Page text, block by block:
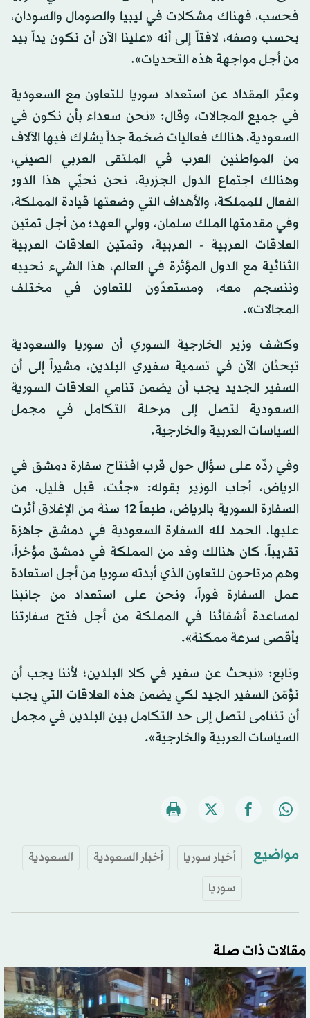
فحسب، فهناك مشكلات في ليبيا والصومال والسودان،
بحسب وصفه، لافتاً إلى أنه «علينا الآن أن نكون يداً بيد
من أجل مواجهة هذه التحديات».
وعبَّر المقداد عن استعداد سوريا للتعاون مع السعودية
في جميع المجالات، وقال: «نحن سعداء بأن نكون في
السعودية، هنالك فعاليات ضخمة جداً يشارك فيها الآلاف
من المواطنين العرب في الملتقى العربي الصيني،
وهنالك اجتماع الدول الجزرية، نحن نحيِّي هذا الدور
الفعال للمملكة، والأهداف التي وضعتها قيادة المملكة،
وفي مقدمتها الملك سلمان، وولي العهد؛ من أجل تمتين
العلاقات العربية - العربية، وتمتين العلاقات العربية
الثنائية مع الدول المؤثرة في العالم، هذا الشيء نحييه
وننسجم معه، ومستعدّون للتعاون في مختلف
المجالات».
وكشف وزير الخارجية السوري أن سوريا والسعودية
تبحثان الآن في تسمية سفيري البلدين، مشيراً إلى أن
السفير الجديد يجب أن يضمن تنامي العلاقات السورية
السعودية لتصل إلى مرحلة التكامل في مجمل
السياسات العربية والخارجية.
وفي ردِّه على سؤال حول قرب افتتاح سفارة دمشق في
الرياض، أجاب الوزير بقوله: «جئت، قبل قليل، من
السفارة السورية بالرياض، طبعاً 12 سنة من الإغلاق أثرت
عليها، الحمد لله السفارة السعودية في دمشق جاهزة
تقريباً، كان هنالك وفد من المملكة في دمشق مؤخراً،
وهم مرتاحون للتعاون الذي أبدته سوريا من أجل استعادة
عمل السفارة فوراً، ونحن على استعداد من جانبنا
لمساعدة أشقائنا في المملكة من أجل فتح سفارتنا
بأقصى سرعة ممكنة».
وتابع: «نبحث عن سفير في كلا البلدين؛ لأننا يجب أن
نؤمّن السفير الجيد لكي يضمن هذه العلاقات التي يجب
أن تتنامى لتصل إلى حد التكامل بين البلدين في مجمل
السياسات العربية والخارجية».
مواضيع أخبار سوريا أخبار السعودية
السعودية
سوريا
مقالات ذات صلة